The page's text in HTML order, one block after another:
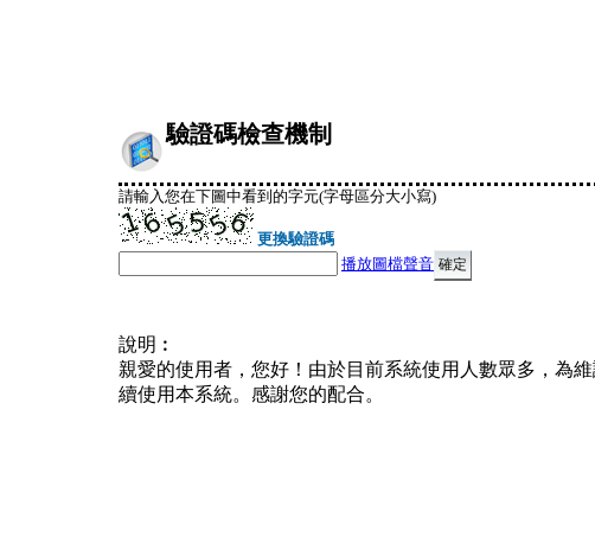
驗證碼檢查機制
請輸入您在下圖中看到的字元(字母區分大小寫)
更換驗證碼
播放圖檔聲音
說明︰
親愛的使用者，您好！由於目前系統使用人數眾多，為
續使用本系統。感謝您的配合。